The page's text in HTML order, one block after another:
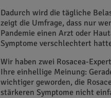
Dadurch wird die tägliche
zeigt die Umfrage, dass nur
Pandemie einen Arzt oder
Symptome verschlechtert
Wir haben zwei Rosacea-
Ihre einhellige Meinung:
wichtiger geworden, die
stärkeren Symptome nicht